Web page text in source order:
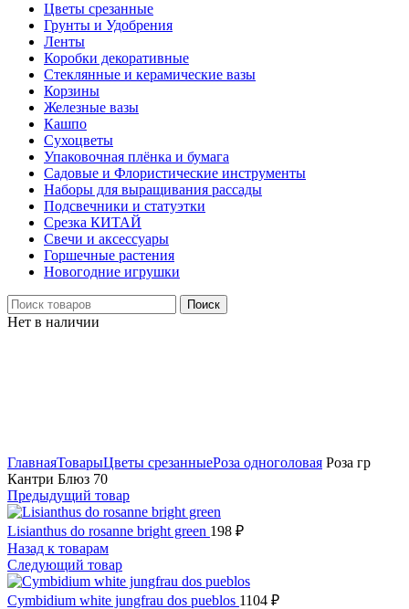
Цветы срезанные
Грунты и Удобрения
Ленты
Коробки декоративные
Стеклянные и керамические вазы
Корзины
Железные вазы
Кашпо
Сухоцветы
Упаковочная плёнка и бумага
Садовые и Флористические инструменты
Наборы для выращивания рассады
Подсвечники и статуэтки
Срезка КИТАЙ
Свечи и аксессуары
Горшечные растения
Новогодние игрушки
Поиск
Нет в наличии
ГлавнаяТоварыЦветы срезанныеРоза одноголовая Роза гр
Кантри Блюз 70
Предыдущий товар
Lisianthus do rosanne bright green 198 ₽
Назад к товарам
Следующий товар
Cymbidium white jungfrau dos pueblos 1104 ₽